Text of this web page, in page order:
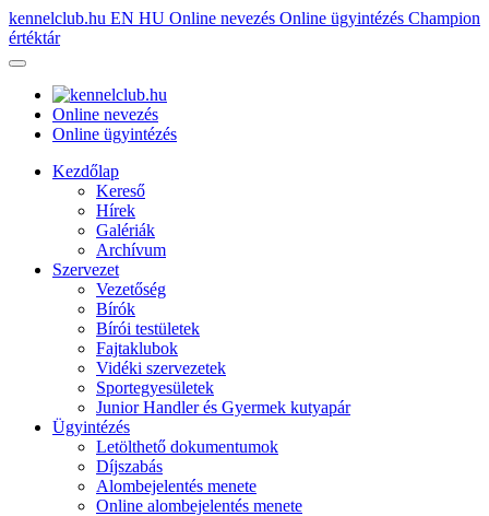
kennelclub.hu EN HU Online nevezés Online ügyintézés Champion
értéktár
Online nevezés
Online ügyintézés
Kezdőlap
Kereső
Hírek
Galériák
Archívum
Szervezet
Vezetőség
Bírók
Bírói testületek
Fajtaklubok
Vidéki szervezetek
Sportegyesületek
Junior Handler és Gyermek kutyapár
Ügyintézés
Letölthető dokumentumok
Díjszabás
Alombejelentés menete
Online alombejelentés menete